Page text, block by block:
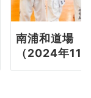
南浦和道場
（2024年11